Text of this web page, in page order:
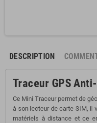
DESCRIPTION
Traceur GPS
Ce Mini Traceur permet de
à son lecteur de carte SIM, il
matériels à distance et ce